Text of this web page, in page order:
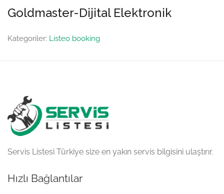
Goldmaster-Dijital Elektronik
Kategoriler: Listeo booking
Servis Listesi Türkiye size en yakın servis bilgisini ulaştırır.
Hızlı Bağlantılar